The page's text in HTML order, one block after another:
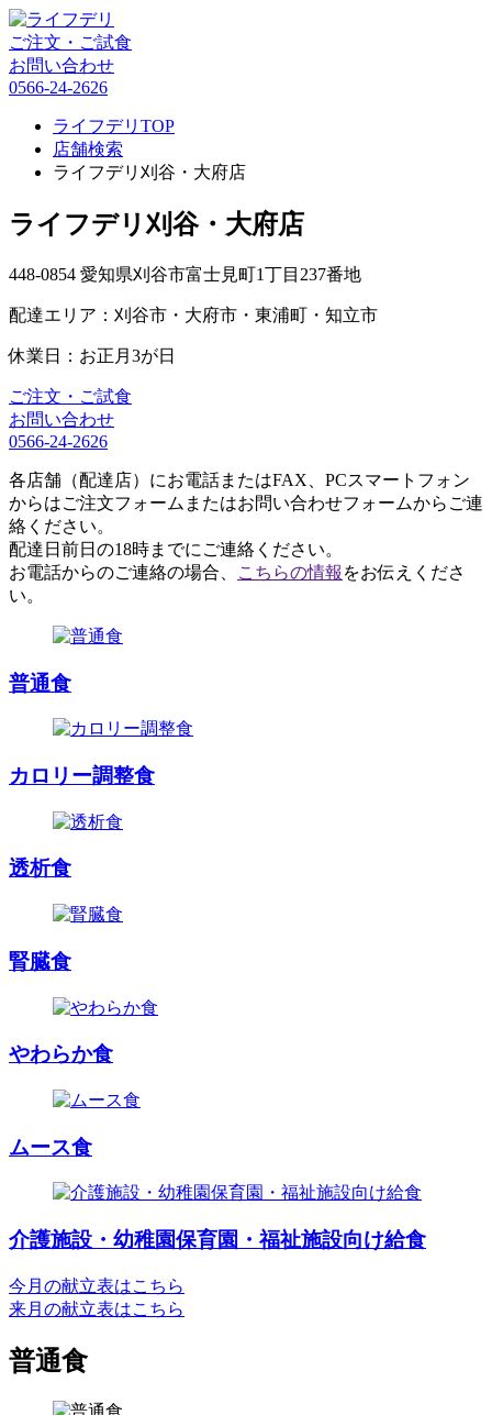
ご注文・ご試食
お問い合わせ
0566-24-2626
ライフデリTOP
店舗検索
ライフデリ刈谷・大府店
ライフデリ刈谷・大府店
448-0854 愛知県刈谷市富士見町1丁目237番地
配達エリア：刈谷市・大府市・東浦町・知立市
休業日：お正月3が日
ご注文・ご試食
お問い合わせ
0566-24-2626
各店舗（配達店）にお電話またはFAX、PCスマートフォン
からはご注文フォームまたはお問い合わせフォームからご連
絡ください。
配達日前日の18時までにご連絡ください。
お電話からのご連絡の場合、
こちらの情報 をお伝えくださ
い。
普通食
カロリー調整食
透析食
腎臓食
やわらか食
ムース食
介護施設・幼稚園保育園・福祉施設向け給食
今月の献立表はこちら
来月の献立表はこちら
普通食